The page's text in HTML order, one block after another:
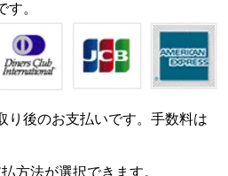
。
り後のお支払いです。手数料は
方法が選択できます。